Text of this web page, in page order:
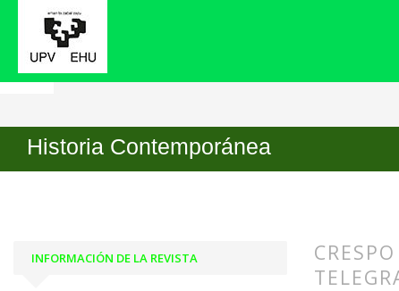
Historia Contemporánea
Inicio Archivos Núm. 55 (2017) Reseñas
INFORMACIÓN DE LA REVISTA